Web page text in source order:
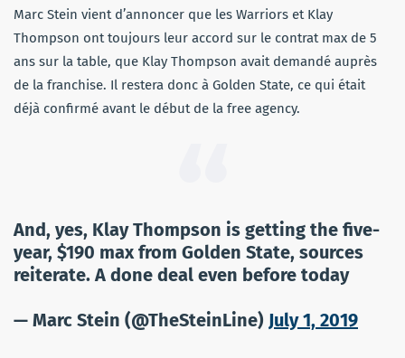
Marc Stein vient d’annoncer que les Warriors et Klay
Thompson ont toujours leur accord sur le contrat max de 5
ans sur la table, que Klay Thompson avait demandé auprès
de la franchise. Il restera donc à Golden State, ce qui était
déjà confirmé avant le début de la free agency.
And, yes, Klay Thompson is getting the five-
year, $190 max from Golden State, sources
reiterate. A done deal even before today
— Marc Stein (@TheSteinLine) July 1, 2019